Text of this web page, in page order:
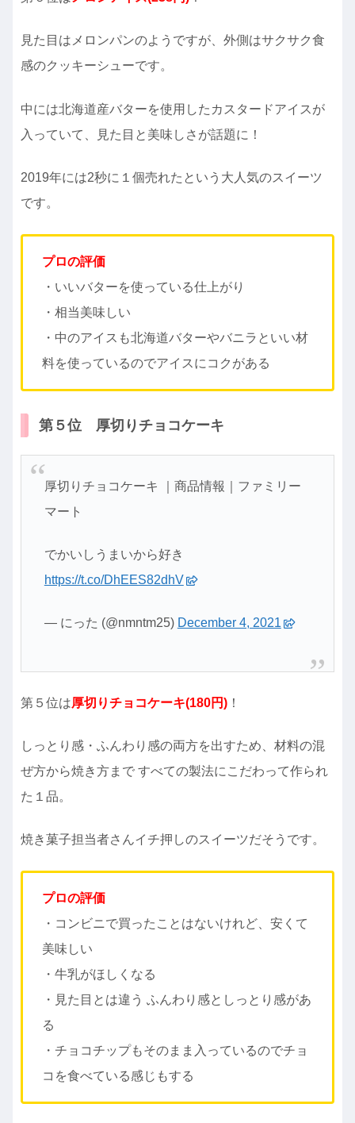
見た目はメロンパンのようですが、外側はサクサク食
感のクッキーシューです。
中には北海道産バターを使用したカスタードアイスが
入っていて、見た目と美味しさが話題に！
2019年には2秒に１個売れたという大人気のスイーツ
です。
プロの評価
・いいバターを使っている仕上がり
・相当美味しい
・中のアイスも北海道バターやバニラといい材
料を使っているのでアイスにコクがある
第５位 厚切りチョコケーキ
厚切りチョコケーキ ｜商品情報｜ファミリー
マート
でかいしうまいから好き
https://t.co/DhEES82dhV
— にった (@nmntm25) December 4, 2021
第５位は厚切りチョコケーキ(180円) ！
しっとり感・ふんわり感の両方を出すため、材料の混
ぜ方から焼き方まで すべての製法にこだわって作られ
た１品。
焼き菓子担当者さんイチ押しのスイーツだそうです。
プロの評価
・コンビニで買ったことはないけれど、安くて
美味しい
・牛乳がほしくなる
・見た目とは違う ふんわり感としっとり感があ
る
・チョコチップもそのまま入っているのでチョ
コを食べている感じもする